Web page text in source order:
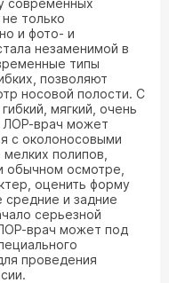
современных
только
и фото- и
незаменимой в
типы
позволяют
носовой полости. С
мягкий, очень
ЛОР-врач может
с околоносовыми
полипов,
обычном осмотре,
оценить форму
средние и задние
серьезной
врач может под
проведения